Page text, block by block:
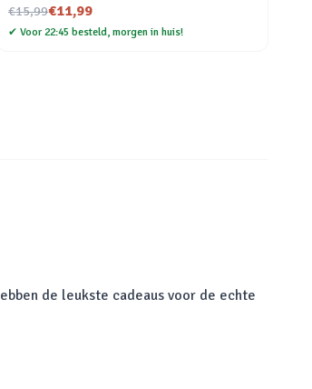
€15,99
Nu voor€11,99
✔ Voor 22:45 besteld, morgen in huis!
de leukste cadeaus voor de echte